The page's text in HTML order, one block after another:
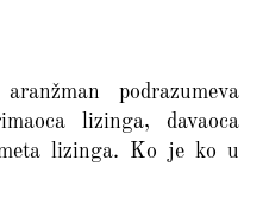
podrazumeva
lizinga, davaoca
lizinga. Ko je ko u